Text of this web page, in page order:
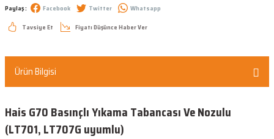
Paylaş : Facebook Twitter
Whatsapp
Tavsiye Et
Fiyatı Düşünce Haber Ver
Ürün Bilgisi
Hais G70 Basınçlı Yıkama Tabancası Ve Nozulu
(LT701, LT707G uyumlu)